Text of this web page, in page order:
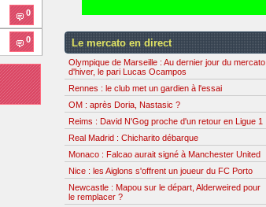
0
0 Le mercato en direct
Olympique de Marseille : Au dernier jour du mercato
d'hiver, le pari Lucas Ocampos
Rennes : le club met un gardien à l'essai
OM : après Doria, Nastasic ?
Reims : David N'Gog proche d'un retour en Ligue 1
Real Madrid : Chicharito débarque
Monaco : Falcao aurait signé à Manchester United
Nice : les Aiglons s'offrent un joueur du FC Porto
Newcastle : Mapou sur le départ, Alderweired pour
le remplacer ?